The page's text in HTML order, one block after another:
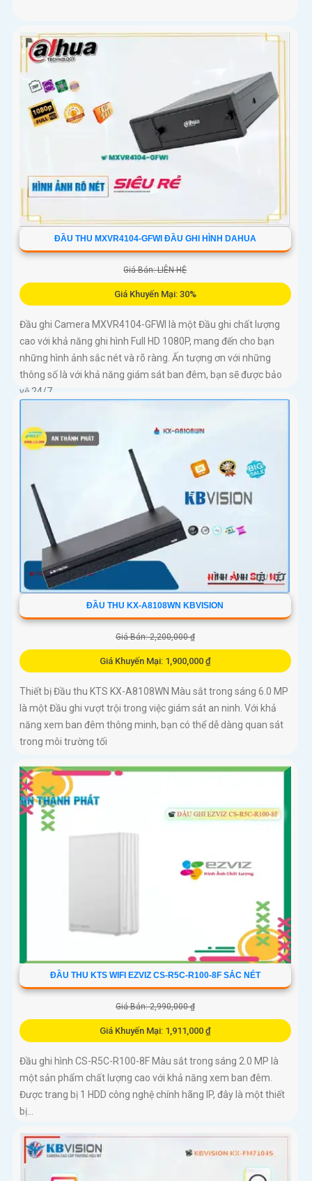
ĐẦU THU MXVR4104-GFWI ĐẦU GHI HÌNH DAHUA
Giá Bán: LIÊN HỆ
Giá Khuyến Mại: 30%
Đầu ghi Camera MXVR4104-GFWI là một Đầu ghi chất lượng
cao với khả năng ghi hình Full HD 1080P, mang đến cho bạn
những hình ảnh sắc nét và rõ ràng. Ấn tượng ơn với những
thông số là với khả năng giám sát ban đêm, bạn sẽ được bảo
vệ 24/7
ĐẦU THU KX-A8108WN KBVISION
Giá Bán: 2,200,000 ₫
Giá Khuyến Mại: 1,900,000 ₫
Thiết bị Đầu thu KTS KX-A8108WN Màu sắt trong sáng 6.0 MP
là một Đầu ghi vượt trội trong việc giám sát an ninh. Với khả
năng xem ban đêm thông minh, bạn có thể dễ dàng quan sát
trong môi trường tối
ĐẦU THU KTS WIFI EZVIZ CS-R5C-R100-8F SẮC NÉT
Giá Bán: 2,990,000 ₫
Giá Khuyến Mại: 1,911,000 ₫
Đầu ghi hình CS-R5C-R100-8F Màu sắt trong sáng 2.0 MP là
một sản phẩm chất lượng cao với khả năng xem ban đêm.
Được trang bị 1 HDD công nghệ chính hãng IP, đây là một thiết
bị...